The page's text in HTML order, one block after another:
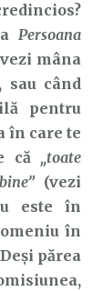
Persoana
mâna
când
pentru
în care te
că „toate
(vezi
este în
în
părea